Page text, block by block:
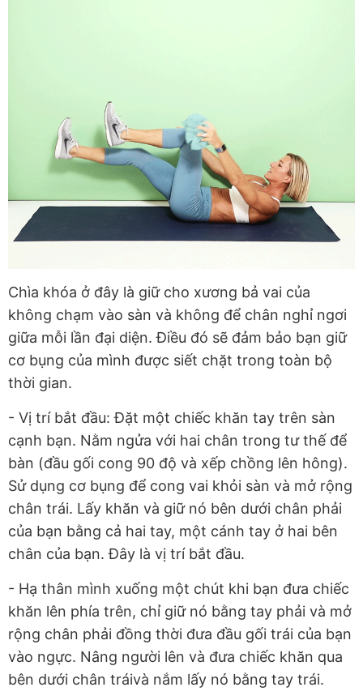
Chìa khóa ở đây là giữ cho xương bả vai của
không chạm vào sàn và không để chân nghỉ ngơi
giữa mỗi lần đại diện. Điều đó sẽ đảm bảo bạn giữ
cơ bụng của mình được siết chặt trong toàn bộ
thời gian.
- Vị trí bắt đầu: Đặt một chiếc khăn tay trên sàn
cạnh bạn. Nằm ngửa với hai chân trong tư thế để
bàn (đầu gối cong 90 độ và xếp chồng lên hông).
Sử dụng cơ bụng để cong vai khỏi sàn và mở rộng
chân trái. Lấy khăn và giữ nó bên dưới chân phải
của bạn bằng cả hai tay, một cánh tay ở hai bên
chân của bạn. Đây là vị trí bắt đầu.
- Hạ thân mình xuống một chút khi bạn đưa chiếc
khăn lên phía trên, chỉ giữ nó bằng tay phải và mở
rộng chân phải đồng thời đưa đầu gối trái của bạn
vào ngực. Nâng người lên và đưa chiếc khăn qua
bên dưới chân tráivà nắm lấy nó bằng tay trái.